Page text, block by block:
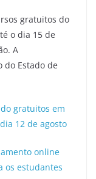
gratuitos do
o dia 15 de
A
do Estado de
gratuitos em
12 de agosto
online
os estudantes